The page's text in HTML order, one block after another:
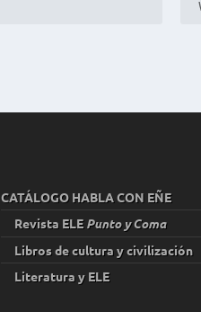
CATÁLOGO HABLA CON EÑE
Revista ELEPunto y Coma
Libros de cultura y civilización
Literatura y ELE